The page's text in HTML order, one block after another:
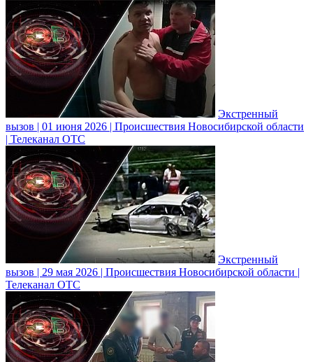
Экстренный
вызов | 01 июня 2026 | Происшествия Новосибирской области
| Телеканал ОТС
Экстренный
вызов | 29 мая 2026 | Происшествия Новосибирской области |
Телеканал ОТС